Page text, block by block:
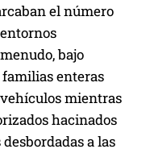
el número
bajo
enteras
mientras
hacinados
a las